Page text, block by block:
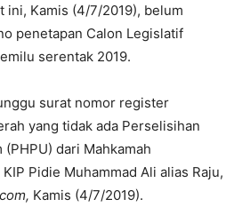
ini, Kamis (4/7/2019), belum
penetapan Calon Legislatif
serentak 2019.
surat nomor register
yang tidak ada Perselisihan
dari Mahkamah
Pidie Muhammad Ali alias Raju,
Kamis (4/7/2019).